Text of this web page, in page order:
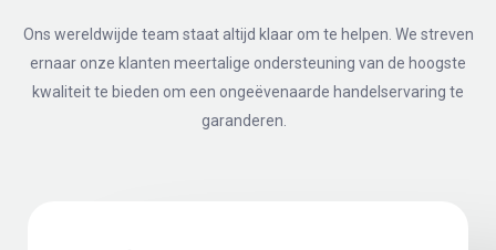
Ons wereldwijde team staat altijd klaar om te helpen. We streven
ernaar onze klanten meertalige ondersteuning van de hoogste
kwaliteit te bieden om een ongeëvenaarde handelservaring te
garanderen.